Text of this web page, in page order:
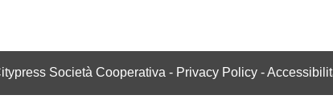
Società Cooperativa - Privacy Policy -